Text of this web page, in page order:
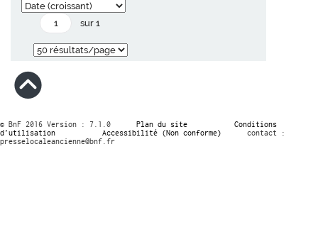
sur 1
© BnF 2016 Version : 7.1.0 Plan du site
Conditions
d’utilisation
Accessibilité (Non conforme)
contact :
presselocaleancienne@bnf.fr